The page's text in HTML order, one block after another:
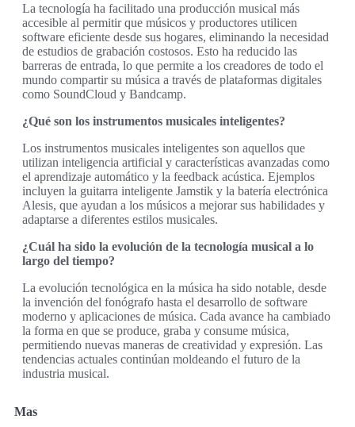
La tecnología ha facilitado una producción musical más
accesible al permitir que músicos y productores utilicen
software eficiente desde sus hogares, eliminando la necesidad
de estudios de grabación costosos. Esto ha reducido las
barreras de entrada, lo que permite a los creadores de todo el
mundo compartir su música a través de plataformas digitales
como SoundCloud y Bandcamp.
¿Qué son los instrumentos musicales inteligentes?
Los instrumentos musicales inteligentes son aquellos que
utilizan inteligencia artificial y características avanzadas como
el aprendizaje automático y la feedback acústica. Ejemplos
incluyen la guitarra inteligente Jamstik y la batería electrónica
Alesis, que ayudan a los músicos a mejorar sus habilidades y
adaptarse a diferentes estilos musicales.
¿Cuál ha sido la evolución de la tecnología musical a lo
largo del tiempo?
La evolución tecnológica en la música ha sido notable, desde
la invención del fonógrafo hasta el desarrollo de software
moderno y aplicaciones de música. Cada avance ha cambiado
la forma en que se produce, graba y consume música,
permitiendo nuevas maneras de creatividad y expresión. Las
tendencias actuales continúan moldeando el futuro de la
industria musical.
Mas